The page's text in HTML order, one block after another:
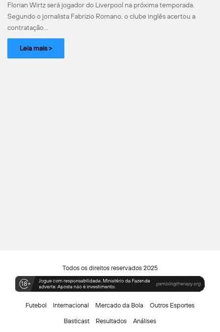
Florian Wirtz será jogador do Liverpool na próxima temporada.
Segundo o jornalista Fabrizio Romano, o clube inglês acertou a
contratação…
Leia mais >
Todos os direitos reservados 2025
Futebol Internacional Mercado da Bola Outros Esportes
Basticast Resultados Análises